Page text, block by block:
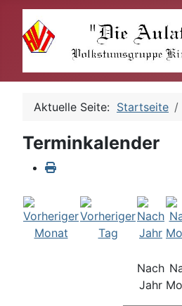
Aktuelle Seite: Startseite
Terminkalender
Nach
Jahr